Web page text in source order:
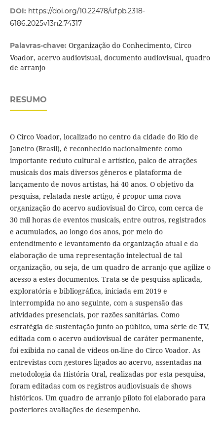
DOI: https://doi.org/10.22478/ufpb.2318-
6186.2025v13n2.74317
Palavras-chave: Organização do Conhecimento, Circo
Voador, acervo audiovisual, documento audiovisual, quadro
de arranjo
RESUMO
O Circo Voador, localizado no centro da cidade do Rio de
Janeiro (Brasil), é reconhecido nacionalmente como
importante reduto cultural e artístico, palco de atrações
musicais dos mais diversos gêneros e plataforma de
lançamento de novos artistas, há 40 anos. O objetivo da
pesquisa, relatada neste artigo, é propor uma nova
organização do acervo audiovisual do Circo, com cerca de
30 mil horas de eventos musicais, entre outros, registrados
e acumulados, ao longo dos anos, por meio do
entendimento e levantamento da organização atual e da
elaboração de uma representação intelectual de tal
organização, ou seja, de um quadro de arranjo que agilize o
acesso a estes documentos. Trata-se de pesquisa aplicada,
exploratória e bibliográfica, iniciada em 2019 e
interrompida no ano seguinte, com a suspensão das
atividades presenciais, por razões sanitárias. Como
estratégia de sustentação junto ao público, uma série de TV,
editada com o acervo audiovisual de caráter permanente,
foi exibida no canal de vídeos on-line do Circo Voador. As
entrevistas com gestores ligados ao acervo, assentadas na
metodologia da História Oral, realizadas por esta pesquisa,
foram editadas com os registros audiovisuais de shows
históricos. Um quadro de arranjo piloto foi elaborado para
posteriores avaliações de desempenho.